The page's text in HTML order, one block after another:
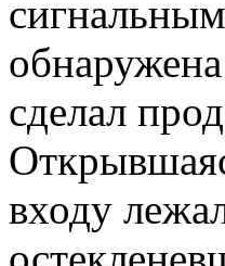
сделал
входу